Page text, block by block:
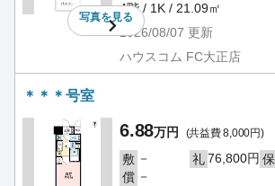
写真を見る
4階 / 1K / 21.09㎡
2026/08/07 更新
ハウスコム FC大正店
＊＊＊号室
6.88万円 (共益費 8,000円)
敷 － 礼76,800円 保
償 －